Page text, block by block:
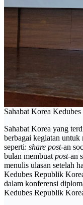
Sahabat Korea
Sahabat Korea yang
berbagai kegiatan
seperti: share post-an
bulan membuatpost-an
menulis ulasan setelah
Kedubes Republik
dalam konferensi
Kedubes Republik